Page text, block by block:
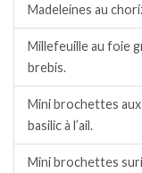
Madeleines au
Millefeuille au foie
brebis.
Mini brochettes
basilic à l’ail.
Mini brochettes